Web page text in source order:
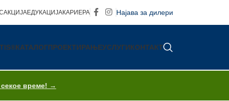
АКЦИЈАЕДУКАЦИЈАКАРИЕРА Најава за дилери
КАТАЛОГПРОЕКТИРАЊЕУСЛУГИКОНТАКТ
секое време! →